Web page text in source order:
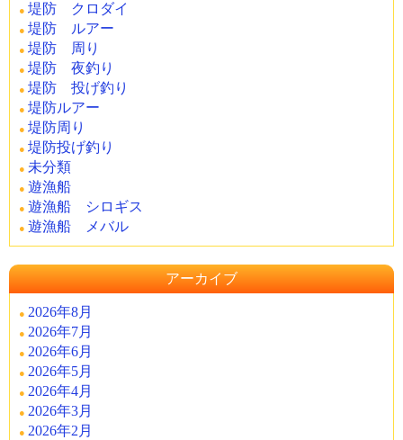
堤防 クロダイ
堤防 ルアー
堤防 周り
堤防 夜釣り
堤防 投げ釣り
堤防ルアー
堤防周り
堤防投げ釣り
未分類
遊漁船
遊漁船 シロギス
遊漁船 メバル
アーカイブ
2026年8月
2026年7月
2026年6月
2026年5月
2026年4月
2026年3月
2026年2月